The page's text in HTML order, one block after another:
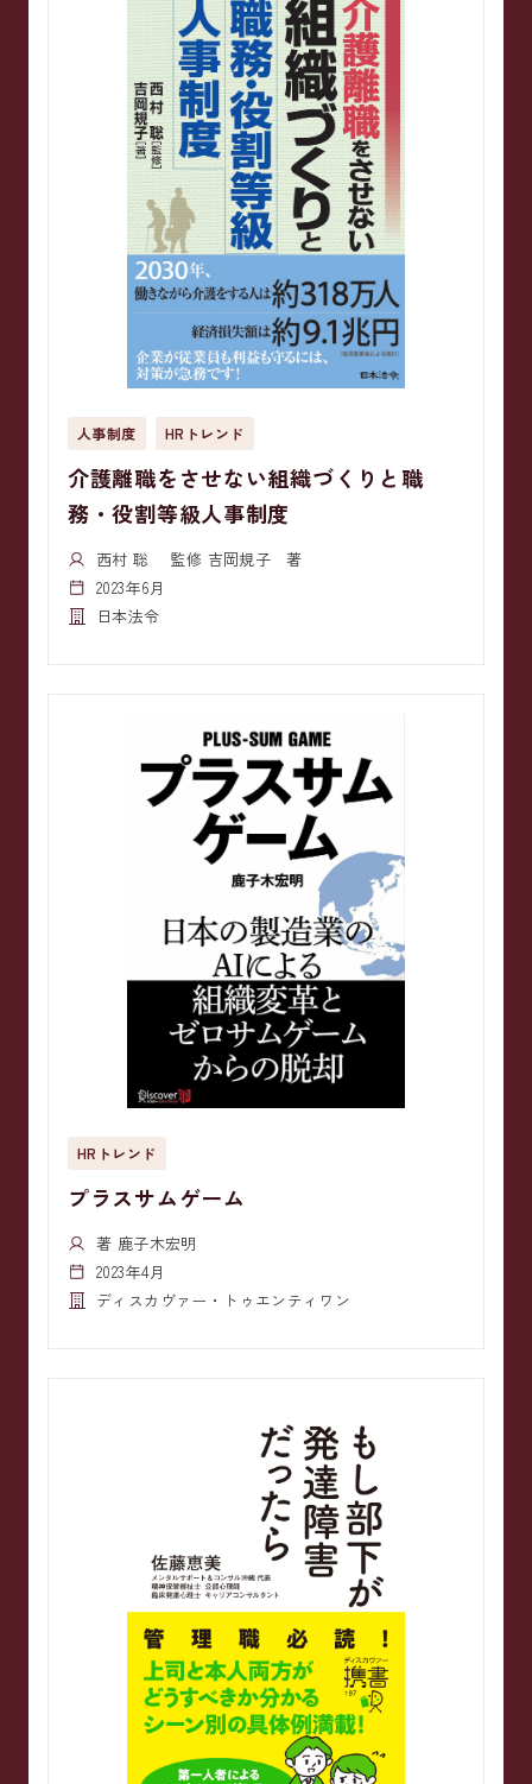
人事制度 HRトレンド
介護離職をさせない組織づくりと職
務・役割等級人事制度
西村 聡 監修 吉岡規子 著
2023年6月
日本法令
HRトレンド
プラスサムゲーム
著 鹿子木宏明
2023年4月
ディスカヴァー・トゥエンティワン